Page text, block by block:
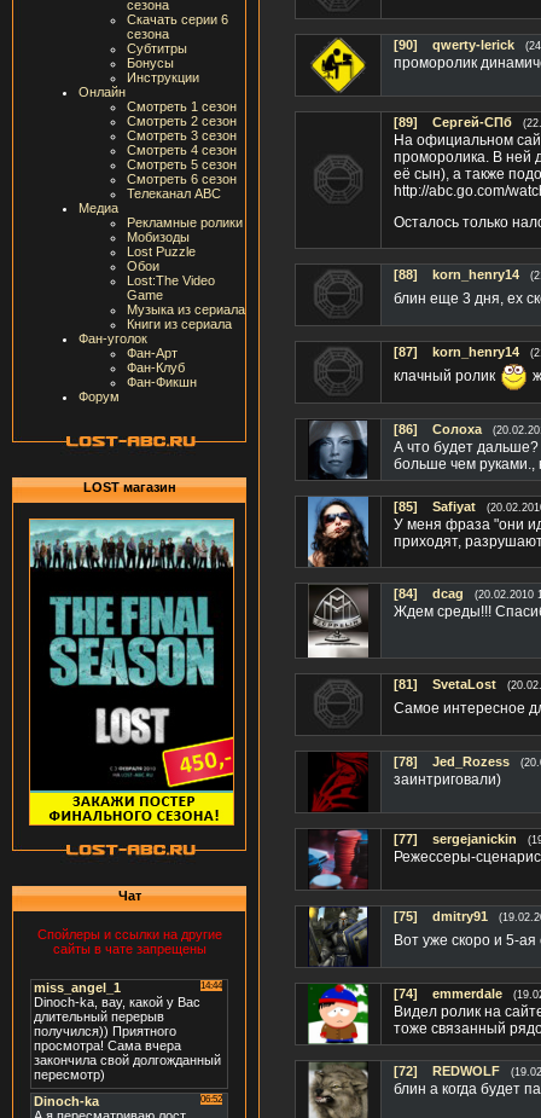
сезона
Скачать серии 6
сезона
Субтитры
Бонусы
Инструкции
Онлайн
Смотреть 1 сезон
Смотреть 2 сезон
Смотреть 3 сезон
Смотреть 4 сезон
Смотреть 5 сезон
Смотреть 6 сезон
Телеканал ABC
Медиа
Рекламные ролики
Мобизоды
Lost Puzzle
Обои
Lost:The Video
Game
Музыка из сериала
Книги из сериала
Фан-уголок
Фан-Арт
Фан-Клуб
Фан-Фикшн
Форум
LOST магазин
Чат
Спойлеры и ссылки на другие
сайты в чате запрещены
[90] qwerty-lerick
проморолик
[89] Сергей-СПб
На официальном
проморолика. В ней
её сын), а также
http://abc.go.com/
Осталось только
[88] korn_henry14
блин еще 3 дня, ех
[87] korn_henry14
клачный ролик
[86] Солоха
А что будет
больше чем руками.,
[85] Safiyat
У меня фраза "они
приходят,
[84] dcag (20.02.2010
Ждем среды!!!
[81] SvetaLost
Самое интересное
[78] Jed_Rozess
заинтриговали)
[77] sergejanickin
Режессеры-
[75] dmitry91
Вот уже скоро и 5-
[74] emmerdale
Видел ролик на
тоже связанный
[72] REDWOLF
блин а когда будет